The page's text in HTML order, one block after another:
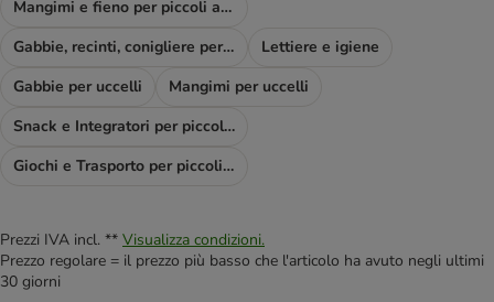
Mangimi e fieno per piccoli animali & Co
Gabbie, recinti, conigliere per piccoli animali
Lettiere e igiene
Gabbie per uccelli
Mangimi per uccelli
Snack e Integratori per piccoli animali
Giochi e Trasporto per piccoli animali
Prezzi IVA incl. ** Visualizza condizioni.
Prezzo regolare = il prezzo più basso che l'articolo ha avuto negli ultimi
30 giorni